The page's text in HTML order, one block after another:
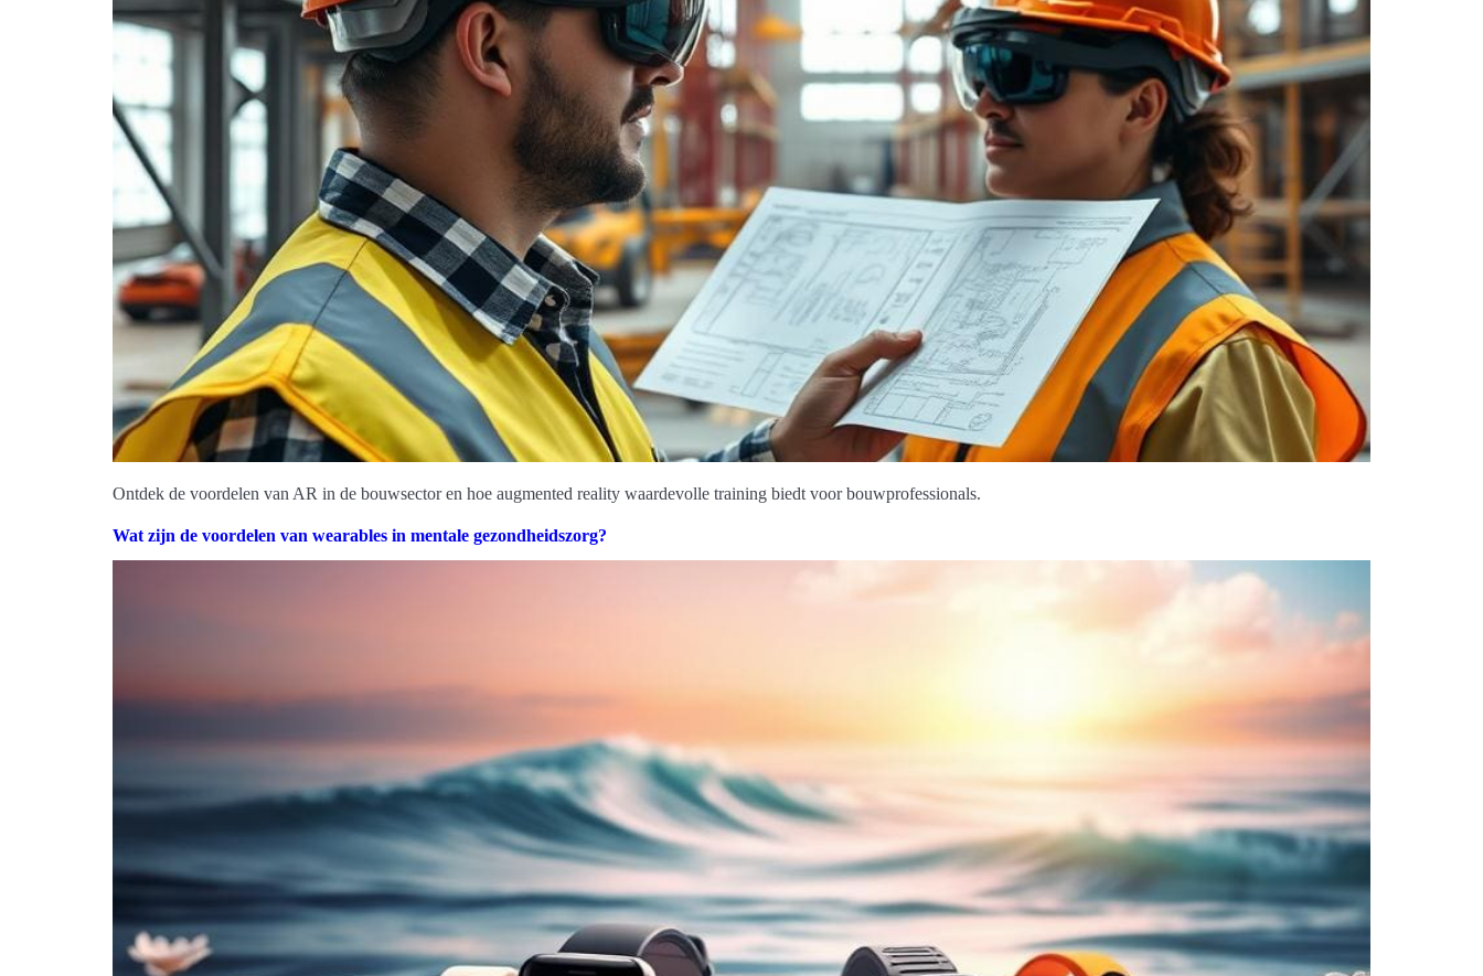
Ontdek de voordelen van AR in de bouwsector en hoe augmented reality waardevolle training biedt voor bouwprofessionals.
Wat zijn de voordelen van wearables in mentale gezondheidszorg?